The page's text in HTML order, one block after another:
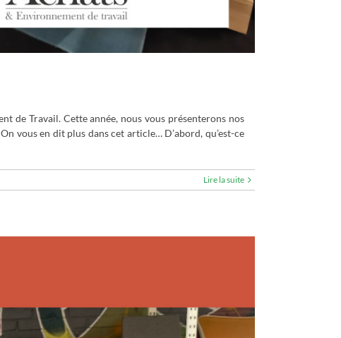
de Travail. Cette année, nous vous présenterons nos
vous en dit plus dans cet article… D’abord, qu’est-ce
Lire la suite